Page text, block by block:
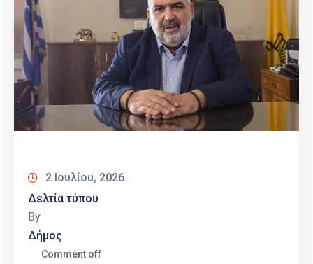
2 Ιουλίου, 2026
Δελτία τύπου
By
Δήμος
Comment off